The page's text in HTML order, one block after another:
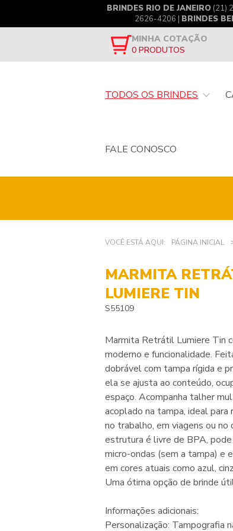
BRINDES RIO DE JANEIRO(21)
2626-4206 | BRINDES
MINHA COTAÇÃO
0 PRODUTOS
TODOS OS BRINDES
FALE CONOSCO
VOCÊ ESTÁ AQUI: PÁGINA INICIAL
MARMITA
LUMIERE TIN
S55109
Marmita Retrátil Lumiere Tin
moderno e funcionalidade.
dobrável com tampa rígida e
ela se ajusta ao conteúdo,
espaço. Acompanha talher
acoplado na tampa, ideal para
no trabalho, em viagens ou no
estrutura é livre de BPA,
micro-ondas (sem a tampa) e
em cores atuais como azul,
Uma ótima opção de brinde
Informações adicionais:
Personalização: Tampografia